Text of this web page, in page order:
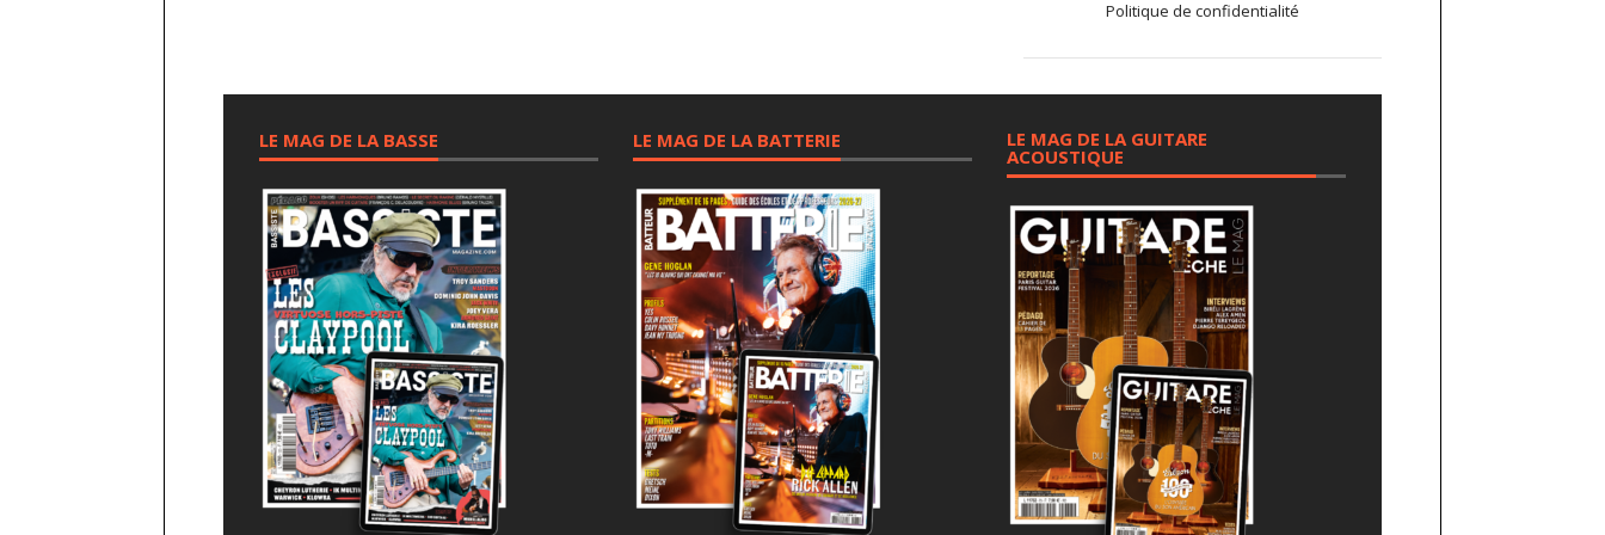
Politique de confidentialité
LE MAG DE LA BASSE LE MAG DE LA BATTERIE LE MAG DE LA GUITARE
ACOUSTIQUE